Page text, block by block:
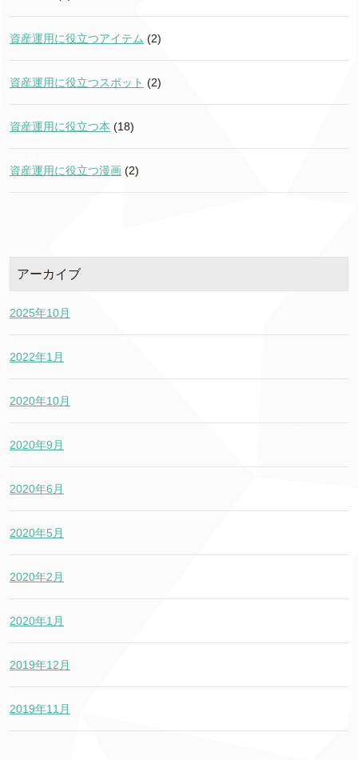
資産運用に役立つアイテム (2)
資産運用に役立つスポット (2)
資産運用に役立つ本 (18)
資産運用に役立つ漫画 (2)
アーカイブ
2025年10月
2022年1月
2020年10月
2020年9月
2020年6月
2020年5月
2020年2月
2020年1月
2019年12月
2019年11月